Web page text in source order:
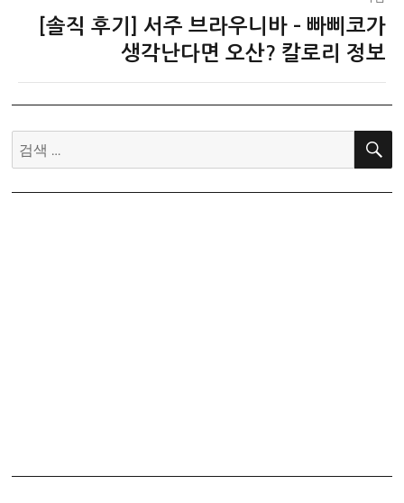
[솔직 후기] 서주 브라우니바 – 빠삐코가
생각난다면 오산? 칼로리 정보
검
색:
검